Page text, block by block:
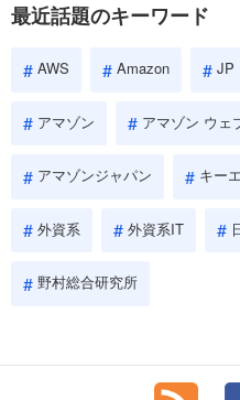
しょう。
最近話題のキーワード
AWS Amazon JP
アマゾン アマゾン ウェ
アマゾンジャパン キー
外資系 外資系IT
野村総合研究所